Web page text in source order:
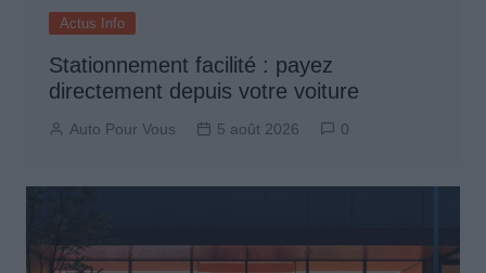
Actus Info
Stationnement facilité : payez
directement depuis votre voiture
Auto Pour Vous 5 août 2026 0